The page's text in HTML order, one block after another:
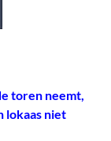
toren neemt,
lokaas niet